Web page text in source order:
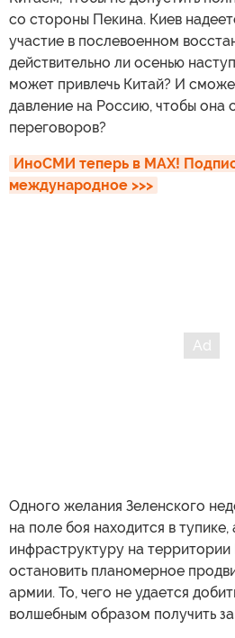
со стороны Пекина. Киев
участие в послевоенном
действительно ли осенью
может привлечь Китай? И
давление на Россию, чтобы она
переговоров?
ИноСМИ теперь в MAX!
международное >>>
Одного желания Зеленского
на поле боя находится в
инфраструктуру на
остановить планомерное
армии. То, чего не удается
волшебным образом получить